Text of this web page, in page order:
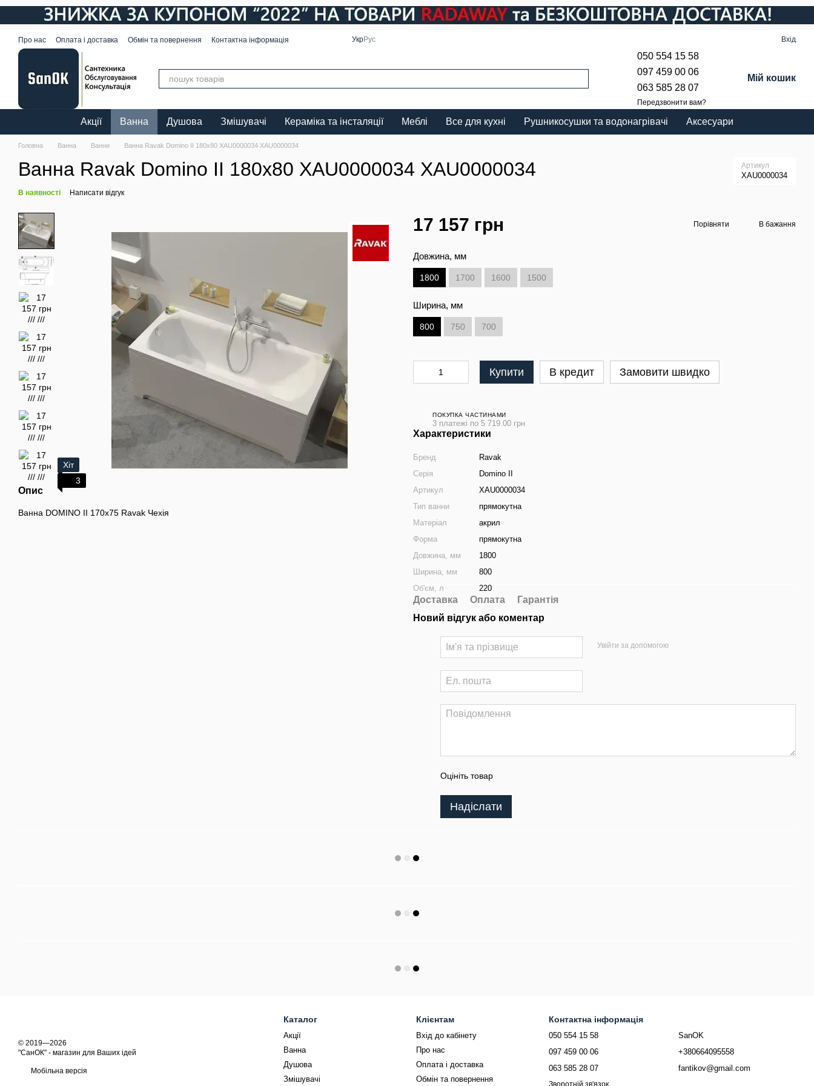
Перейти до основного контенту
Про нас Оплата і доставка Обмін та повернення Контактна інформація УкрРус Вхід
050 554 15 58
097 459 00 06
063 585 28 07
Передзвонити вам?
Мій кошик
Акції Ванна Душова Змішувачі Кераміка та інсталяції Меблі Все для кухні Рушникосушки та водонагрівачі Аксесуари
Головна Ванна Ванни Ванна Ravak Domino II 180х80 XAU0000034 XAU0000034
Ванна Ravak Domino II 180х80 XAU0000034 XAU0000034 Артикул
XAU0000034
В наявності Написати відгук
Хіт
3
Опис
Ванна DOMINO II 170х75 Ravak Чехія
17 157 грн Порівняти В бажання
Довжина, мм
1800 1700 1600 1500
Ширина, мм
800 750 700
Купити В кредит Замовити швидко
ПОКУПКА ЧАСТИНАМИ
3 платежі по 5 719.00 грн
Характеристики
Бренд
Ravak
Серія
Domino II
Артикул
XAU0000034
Тип ванни
прямокутна
Матеріал
акрил
Форма
прямокутна
Довжина, мм
1800
Ширина, мм
800
Об'єм, л
220
Доставка Оплата
Гарантія
Новий відгук або коментар
Увійти за допомогою
Оцініть товар
Надіслати
© 2019—2026
"СанОК" - магазин для Ваших ідей
Мобільна версія
Каталог
Акції
Ванна
Душова
Змішувачі
Клієнтам
Вхід до кабінету
Про нас
Оплата і доставка
Обмін та повернення
Контактна інформація
050 554 15 58
097 459 00 06
063 585 28 07
SanOK
+380664095558
fantikov@gmail.com